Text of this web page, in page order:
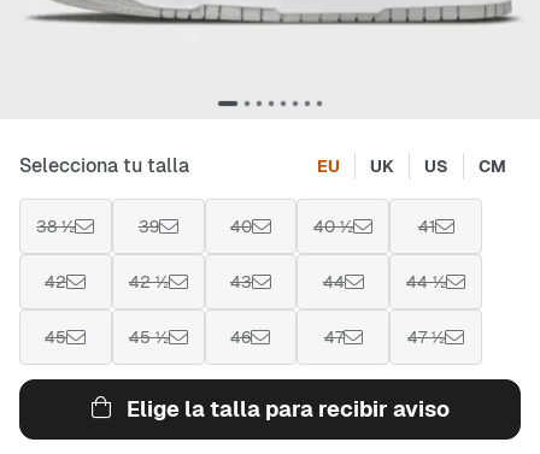
Selecciona tu talla EU UK US CM
38 ½ 39 40 40 ½ 41
42 42 ½ 43 44 44 ½
45 45 ½ 46 47 47 ½
Elige la talla para recibir aviso